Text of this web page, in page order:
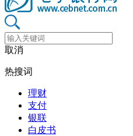
取消
热搜词
理财
支付
银联
白皮书